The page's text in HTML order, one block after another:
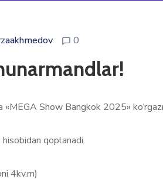
0
Show Bangkok 2025»
hisobidan qoplanadi.
4kv.m)